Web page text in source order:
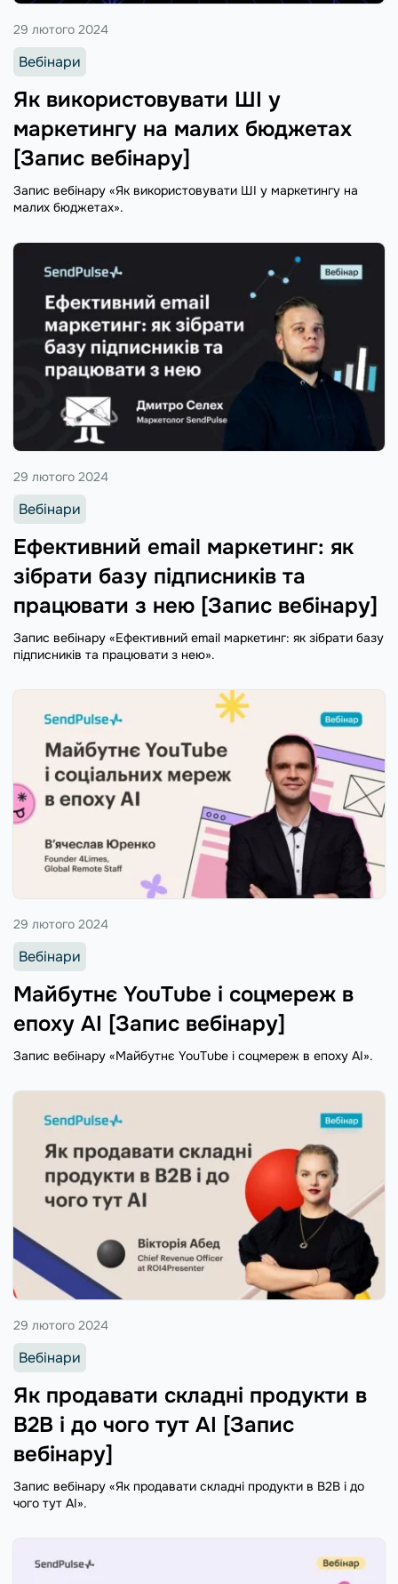
Як використовувати ШI у
маркетингу на малих бюджетах
[Запис вебінару]
29 лютого 2024
Вебінари
Запис вебінару «Як використовувати ШI у маркетингу на
малих бюджетах».
Ефективний email маркетинг: як
зібрати базу підписників та
працювати з нею [Запис вебінару]
29 лютого 2024
Вебінари
Запис вебінару «Ефективний email маркетинг: як зібрати базу
підписників та працювати з нею».
Майбутнє YouTube і соцмереж в
епоху AI [Запис вебінару]
29 лютого 2024
Вебінари
Запис вебінару «Майбутнє YouTube і соцмереж в епоху AI».
Як продавати складні продукти в
В2В і до чого тут AI [Запис
вебінару]
29 лютого 2024
Вебінари
Запис вебінару «Як продавати складні продукти в В2В і до
чого тут AI».